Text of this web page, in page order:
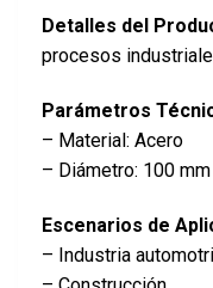
Detalles del
procesos
Parámetros
– Material: Acero
– Diámetro: 100 mm
Escenarios de
– Industria